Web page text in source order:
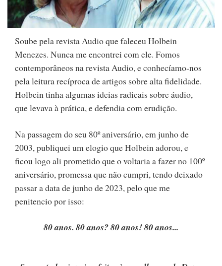
Soube pela revista Audio que faleceu Holbein
Menezes. Nunca me encontrei com ele. Fomos
contemporâneos na revista Audio, e conhecíamo-nos
pela leitura recíproca de artigos sobre alta fidelidade.
Holbein tinha algumas ideias radicais sobre áudio,
que levava à prática, e defendia com erudição.
Na passagem do seu 80º aniversário, em junho de
2003, publiquei um elogio que Holbein adorou, e
ficou logo ali prometido que o voltaria a fazer no 100º
aniversário, promessa que não cumpri, tendo deixado
passar a data de junho de 2023, pelo que me
penitencio por isso:
80 anos. 80 anos? 80 anos! 80 anos...